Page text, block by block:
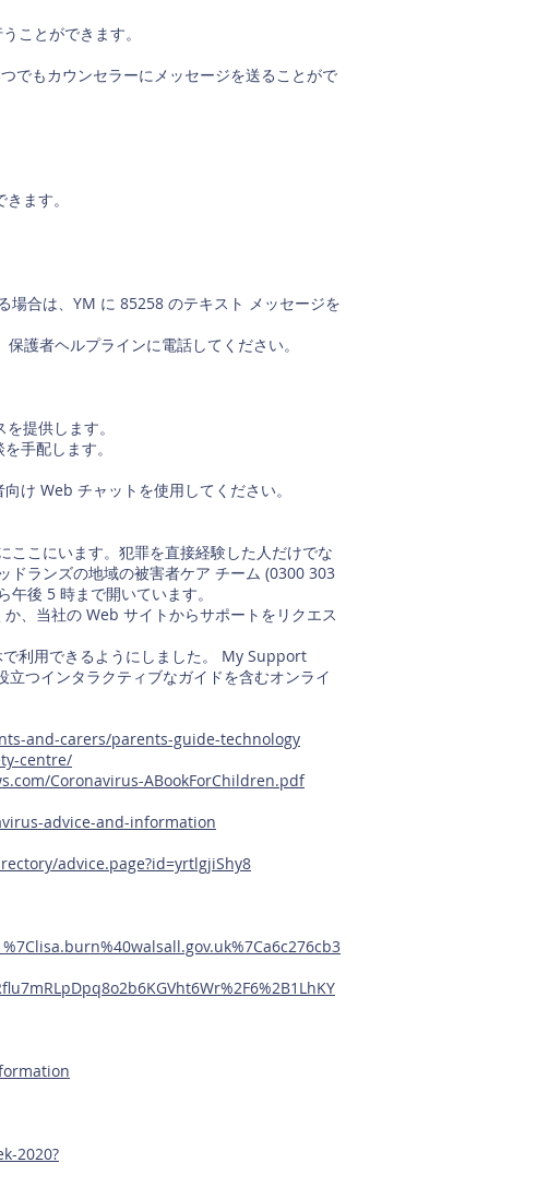
ことができます。
でもカウンセラーにメッセージを送ることがで
ます。
場合は、YM に 85258 のテキスト メッセージを
護者ヘルプラインに電話してください。
提供します。
手配します。
け Web チャットを使用してください。
ここにいます。犯罪を直接経験した人だけでな
ドランズの地域の被害者ケア チーム (0300 303
後 5 時まで開いています。
、当社の Web サイトからサポートをリクエス
利用できるようにしました。 My Support
つインタラクティブなガイドを含むオンライ
and-carers/parents-guide-technology
centre/
Coronavirus-ABookForChildren.pdf
advice-and-information
advice.page?id=yrtlgjiShy8
2020?